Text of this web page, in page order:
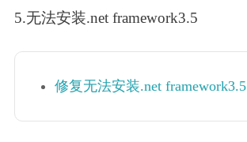
5.无法安装.net framework3.5
修复无法安装.net framework3.5